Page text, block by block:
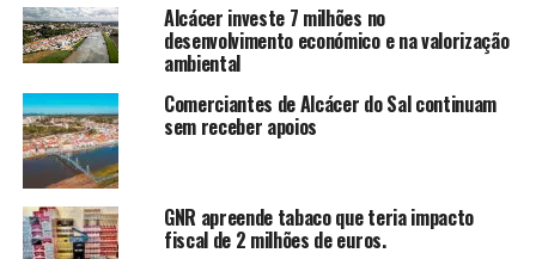
Alcácer investe 7 milhões no
desenvolvimento económico e na valorização
ambiental
Comerciantes de Alcácer do Sal continuam
sem receber apoios
GNR apreende tabaco que teria impacto
fiscal de 2 milhões de euros.